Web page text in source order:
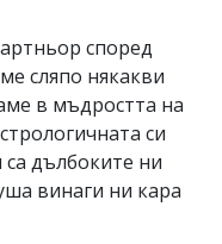
според
сляпо някакви
в мъдростта на
си
дълбоките ни
винаги ни кара